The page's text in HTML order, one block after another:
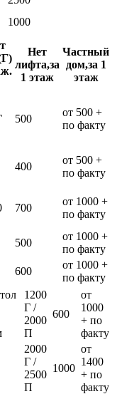
1000
Нет
лифта,за
1 этаж
Частный
дом,за 1
этаж
500
от 500 +
по факту
400
от 500 +
по факту
700
от 1000 +
по факту
500
от 1000 +
по факту
600
от 1000 +
по факту
1200
Г /
2000
П
600
от
1000
+ по
факту
2000
Г /
2500
П
1000
от
1400
+ по
факту